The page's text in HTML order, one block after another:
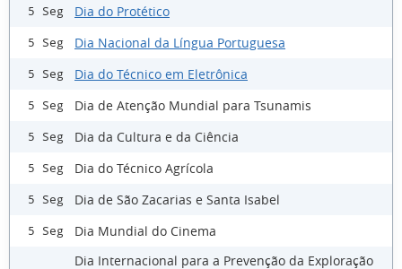
5 Seg Dia do Protético
5 Seg Dia Nacional da Língua Portuguesa
5 Seg Dia do Técnico em Eletrônica
5 Seg Dia de Atenção Mundial para Tsunamis
5 Seg Dia da Cultura e da Ciência
5 Seg Dia do Técnico Agrícola
5 Seg Dia de São Zacarias e Santa Isabel
5 Seg Dia Mundial do Cinema
Dia Internacional para a Prevenção da Exploração